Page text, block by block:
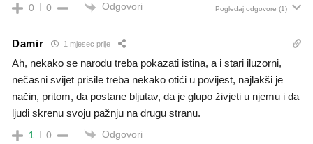
0 0 Odgovori Pogledaj odgovore (1)
Damir 1 mjesec prije
Ah, nekako se narodu treba pokazati istina, a i stari iluzorni,
nečasni svijet prisile treba nekako otići u povijest, najlakši je
način, pritom, da postane bljutav, da je glupo živjeti u njemu i da
ljudi skrenu svoju pažnju na drugu stranu.
1 0 Odgovori